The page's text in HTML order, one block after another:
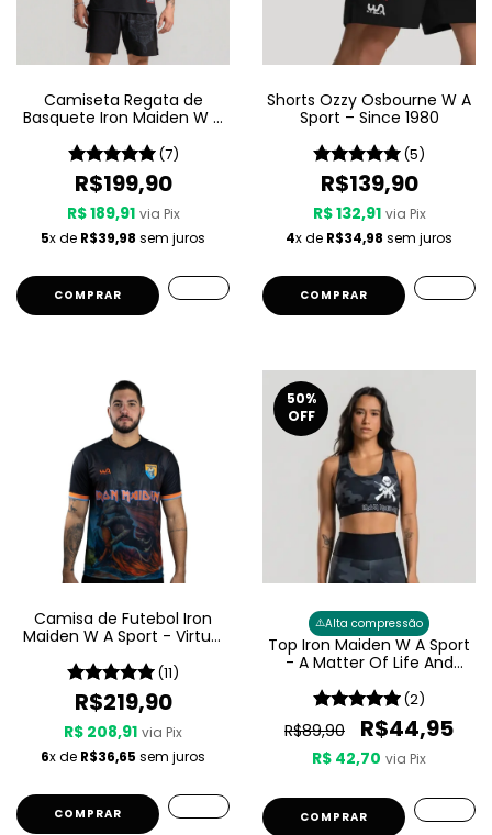
Camiseta Regata de
Basquete Iron Maiden W A
(7)
R$199,90
R$ 189,91 via Pix
5x de R$39,98 sem juros
COMPRAR
Shorts Ozzy Osbourne W A
Sport – Since 1980
(5)
R$139,90
R$ 132,91 via Pix
4x de R$34,98 sem juros
COMPRAR
Camisa de Futebol Iron
Maiden W A Sport - Virtual
(11)
R$219,90
R$ 208,91 via Pix
6x de R$36,65 sem juros
COMPRAR
50%
OFF
⚠️Alta compressão
Top Iron Maiden W A Sport
- A Matter Of Life And
(2)
R$89,90 R$44,95
R$ 42,70 via Pix
COMPRAR